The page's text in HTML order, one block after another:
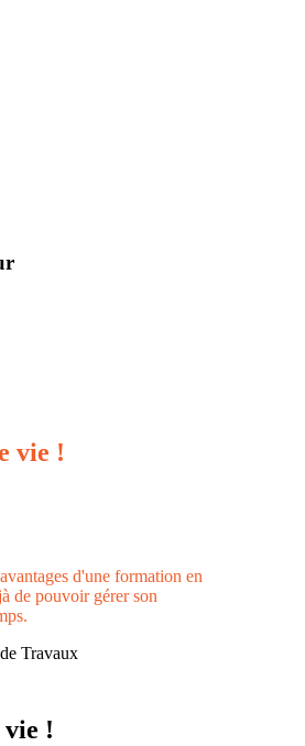
vie !
d'une formation en
de pouvoir gérer son
Travaux
vie !